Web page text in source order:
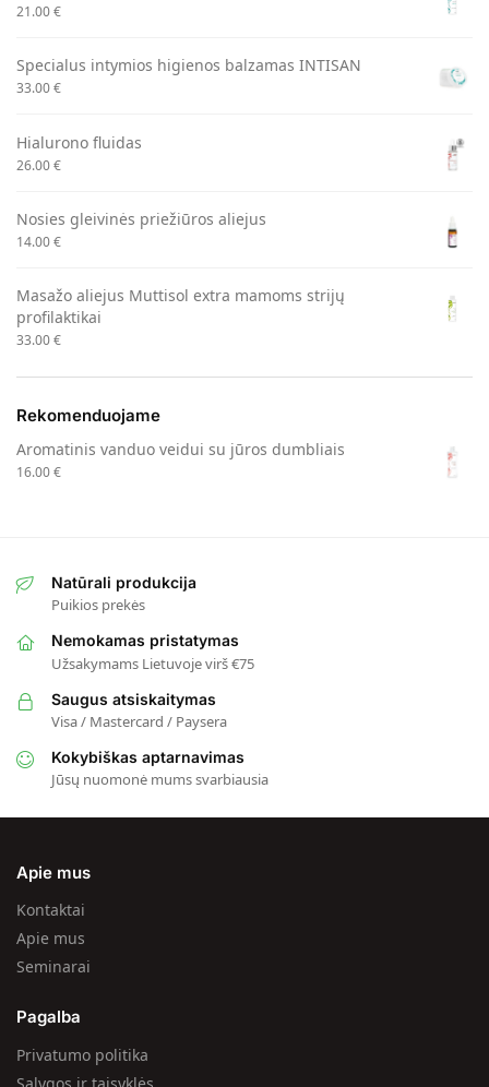
21.00€
Specialus intymios higienos balzamas INTISAN
33.00€
Hialurono fluidas
26.00€
Nosies gleivinės priežiūros aliejus
14.00€
Masažo aliejus Muttisol extra mamoms strijų
profilaktikai
33.00€
Rekomenduojame
Aromatinis vanduo veidui su jūros dumbliais
16.00€
Natūrali produkcija
Puikios prekės
Nemokamas pristatymas
Užsakymams Lietuvoje virš €75
Saugus atsiskaitymas
Visa / Mastercard / Paysera
Kokybiškas aptarnavimas
Jūsų nuomonė mums svarbiausia
Apie mus
Kontaktai
Apie mus
Seminarai
Pagalba
Privatumo politika